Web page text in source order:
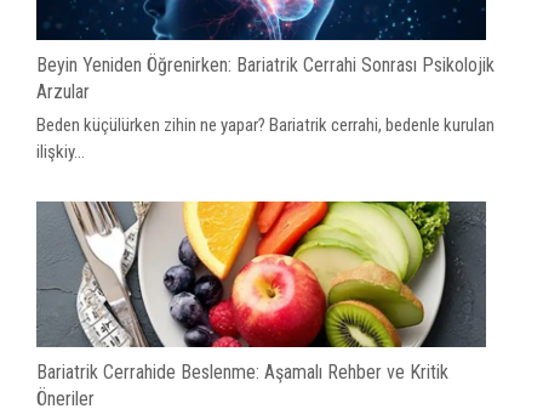
Beyin Yeniden Öğrenirken: Bariatrik Cerrahi Sonrası Psikolojik
Arzular
Beden küçülürken zihin ne yapar? Bariatrik cerrahi, bedenle kurulan
ilişkiy...
Bariatrik Cerrahide Beslenme: Aşamalı Rehber ve Kritik
Öneriler